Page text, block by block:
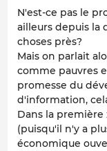
N'est-ce pas le
ailleurs depuis la
choses près?
Mais on parlait
comme pauvres
promesse du
d'information,
Dans la
(puisqu'il n'y a
économique